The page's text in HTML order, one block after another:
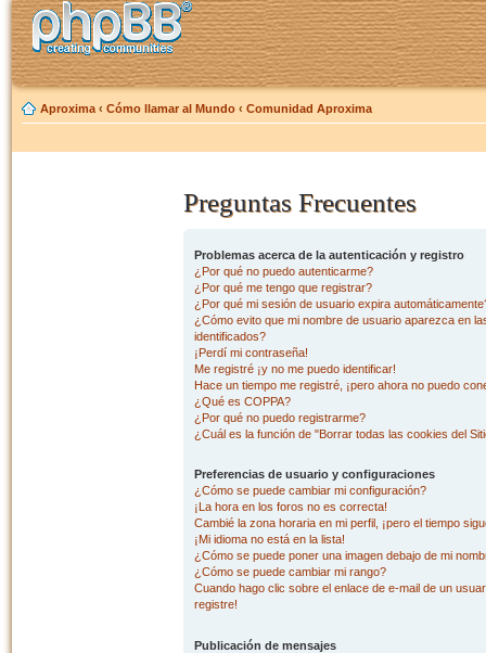
Aproxima ‹ Cómo llamar al Mundo ‹ Comunidad Aproxima
Preguntas Frecuentes
Problemas acerca de la autenticación y registro
¿Por qué no puedo autenticarme?
¿Por qué me tengo que registrar?
¿Por qué mi sesión de usuario expira
¿Cómo evito que mi nombre de usuario aparezca en
identificados?
¡Perdí mi contraseña!
Me registré ¡y no me puedo identificar!
Hace un tiempo me registré, ¡pero ahora no puedo
¿Qué es COPPA?
¿Por qué no puedo registrarme?
¿Cuál es la función de "Borrar todas las cookies del
Preferencias de usuario y configuraciones
¿Cómo se puede cambiar mi configuración?
¡La hora en los foros no es correcta!
Cambié la zona horaria en mi perfil, ¡pero el tiempo
¡Mi idioma no está en la lista!
¿Cómo se puede poner una imagen debajo de mi
¿Cómo se puede cambiar mi rango?
Cuando hago clic sobre el enlace de e-mail de un
registre!
Publicación de mensajes